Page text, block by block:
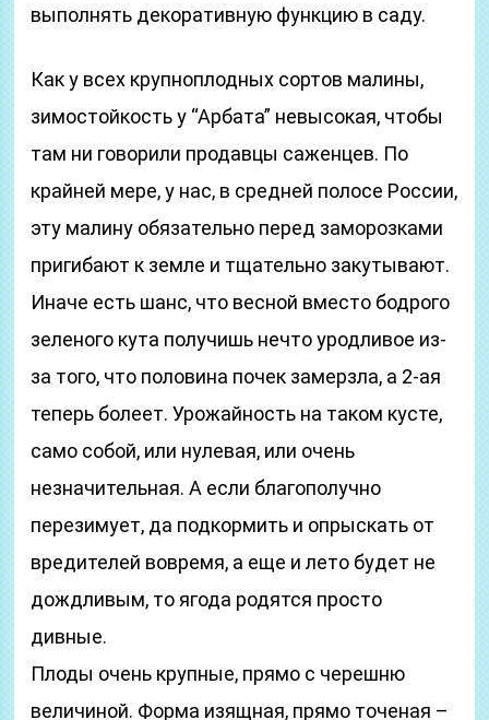
выполнять декоративную функцию в саду.
Как у всех крупноплодных сортов малины,
зимостойкость у “Арбата” невысокая, чтобы
там ни говорили продавцы саженцев. По
крайней мере, у нас, в средней полосе России,
эту малину обязательно перед заморозками
пригибают к земле и тщательно закутывают.
Иначе есть шанс, что весной вместо бодрого
зеленого кута получишь нечто уродливое из-
за того, что половина почек замерзла, а 2-ая
теперь болеет. Урожайность на таком кусте,
само собой, или нулевая, или очень
незначительная. А если благополучно
перезимует, да подкормить и опрыскать от
вредителей вовремя, а еще и лето будет не
дождливым, то ягода родятся просто
дивные.
Плоды очень крупные, прямо с черешню
величиной. Форма изящная, прямо точеная –